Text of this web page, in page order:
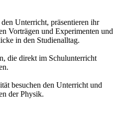
Unterricht, präsentieren ihr
Vorträgen und Experimenten und
in den Studienalltag.
die direkt im Schulunterricht
besuchen den Unterricht und
der Physik.